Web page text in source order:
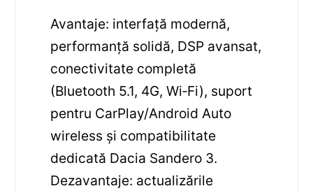
Avantaje: interfață modernă,
performanță solidă, DSP avansat,
conectivitate completă
(Bluetooth 5.1, 4G, Wi‑Fi), suport
pentru CarPlay/Android Auto
wireless și compatibilitate
dedicată Dacia Sandero 3.
Dezavantaje: actualizările